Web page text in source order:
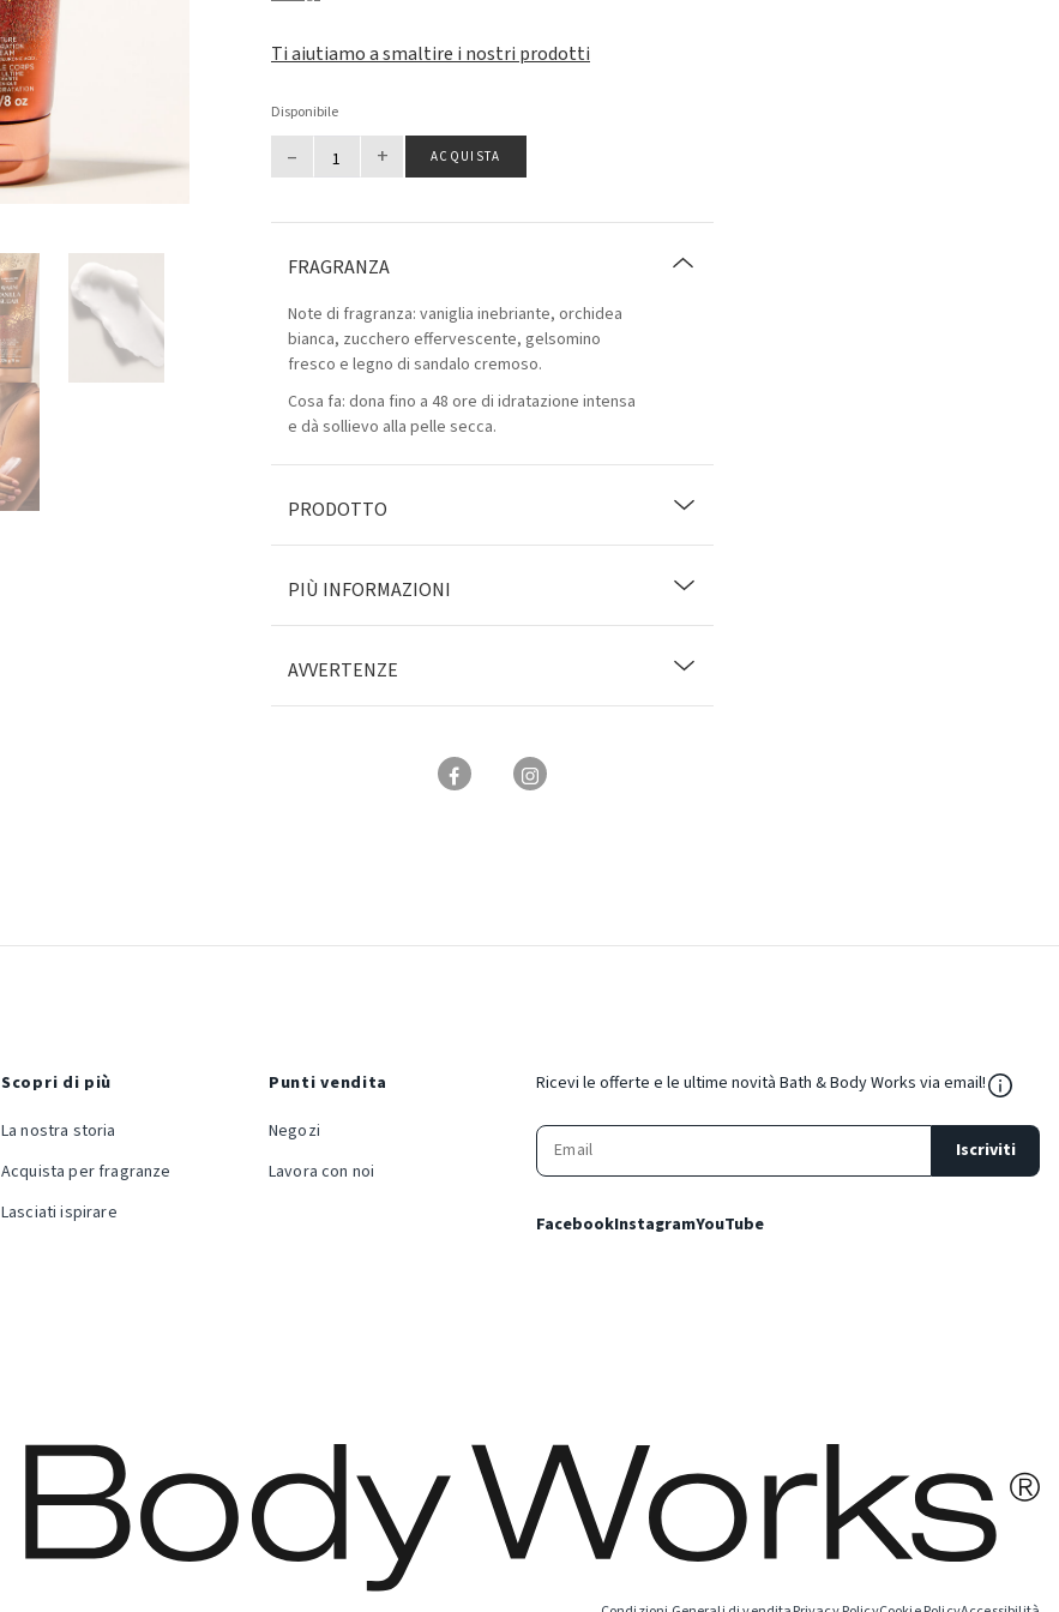
Ti aiutiamo a smaltire i nostri prodotti
Disponibile
– + ACQUISTA
FRAGRANZA
Note di fragranza: vaniglia inebriante, orchidea
bianca, zucchero effervescente, gelsomino
fresco e legno di sandalo cremoso.
Cosa fa: dona fino a 48 ore di idratazione intensa
e dà sollievo alla pelle secca.
PRODOTTO
PIÙ INFORMAZIONI
AVVERTENZE
Scopri di più
La nostra storia
Acquista per fragranze
Lasciati ispirare
Punti vendita
Negozi
Lavora con noi
Ricevi le offerte e le ultime novità Bath & Body Works via email!
Iscriviti
FacebookInstagramYouTube